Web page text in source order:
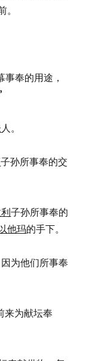
奉的用途，
人。
子孙所事奉的交
子孙所事奉的
他玛的手下。
为他们所事奉
来为献坛奉